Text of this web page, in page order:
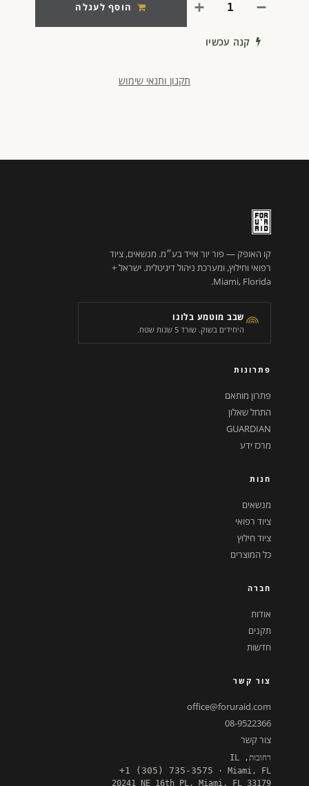
הוסף לעגלה
קנה עכשיו
תקנון ותנאי שימוש
קו האופק — פור יור אייד בע״מ. מנשאים, ציוד
רפואי וחילוץ, ומערכת ניהול דיגיטלית. ישראל +
Miami, Florida.
שבב מוטמע בלוגו
היחידים בשוק. שורד 5 שנות שטח.
פתרונות
פתרון מותאם
התחל שאלון
GUARDIAN
מרכז ידע
חנות
מנשאים
ציוד רפואי
ציוד חילוץ
כל המוצרים
חברה
אודות
תקנים
חדשות
צור קשר
office@foruraid.com
08-9522366
צור קשר
רחובות, IL
+1 (305) 735-3575 · Miami, FL
20241 NE 16th PL, Miami, FL 33179